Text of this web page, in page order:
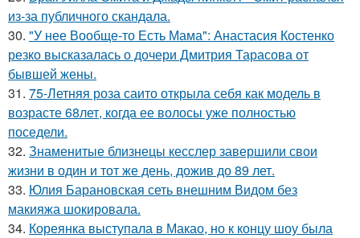
из-за публичного скандала.
30. "У нее Вообще-то Есть Мама": Анастасия Костенко
резко высказалась о дочери Дмитрия Тарасова от
бывшей жены.
31. 75-Летняя роза саито открыла себя как модель в
возрасте 68лет, когда ее волосы уже полностью
поседели.
32. Знаменитые близнецы кесслер завершили свои
жизни в один и тот же день, дожив до 89 лет.
33. Юлия Барановская сеть внешним Видом без
макияжа шокировала.
34. Кореянка выступала в Макао, но к концу шоу была